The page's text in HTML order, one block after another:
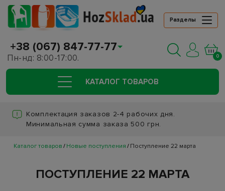
Разделы
+38 (067) 847-77-77
Пн-нд: 8:00-17:00. 0
КАТАЛОГ ТОВАРОВ
Комплектация заказов 2-4 рабочих дня.
Минимальная сумма заказа 500 грн.
Каталог товаров Новые поступления Поступление 22 марта
ПОСТУПЛЕНИЕ 22 МАРТА